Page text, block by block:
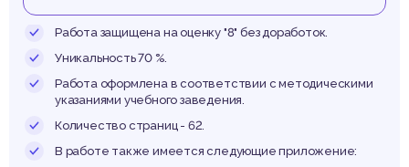
Работа защищена на оценку "8" без доработок.
Уникальность 70 %.
Работа оформлена в соответствии с методическими
указаниями учебного заведения.
Количество страниц - 62.
В работе также имеется следующие приложение: